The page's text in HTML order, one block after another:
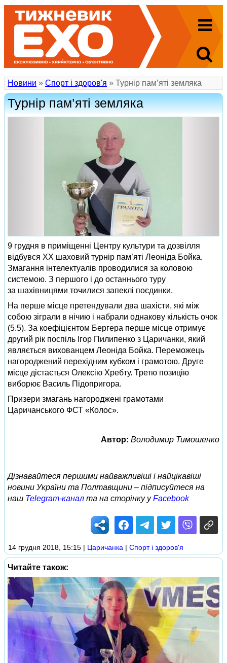
Новини » Спорт і здоров'я » Турнір пам’яті земляка
Турнір пам’яті земляка
9 грудня в приміщенні Центру культури та дозвілля
відбувся ХХ шаховий турнір пам’яті Леоніда Бойка.
Змагання інтелектуалів проводилися за коловою
системою. З першого і до останнього туру
за шахівницями точилися запеклі поєдинки.
На перше місце претендували два шахісти, які між
собою зіграли в нічию і набрали однакову кількість очок
(5.5). За коефіцієнтом Бергера перше місце отримує
другий рік поспіль Ігор Пилипенко з Царичанки, який
являється вихованцем Леоніда Бойка. Переможець
нагороджений перехідним кубком і грамотою. Друге
місце дістається Олексію Хребту. Третю позицію
виборює Василь Підопригора.
Призери змагань нагороджені грамотами
Царичанського ФСТ «Колос».
Автор: Володимир Тимошенко
Дізнавайтеся першими найважливіші і найцікавіші
новини України та Полтавщини – підписуйтеся на
наш Telegram-канал та на сторінку уFacebook
14 грудня 2018, 15:15 | Царичанка | Спорт і здоров'я
Читайте також: